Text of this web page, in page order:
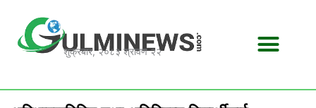
content
शुक्रबार, २०८३ श्रावण २२